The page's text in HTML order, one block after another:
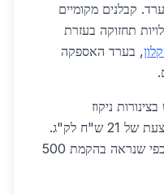
קבלנים מקומיים
על חיסכון של 30% בעלויות תחזוקה בעזרת
, בערד האספקה
ניקוז
ובמערכות תמיכה, עם עלות ממוצעת של 21 ש"ח לק"ג.
זה מאפשר בנייה מהירה ויעילה, כפי שנראה בהקמת 500